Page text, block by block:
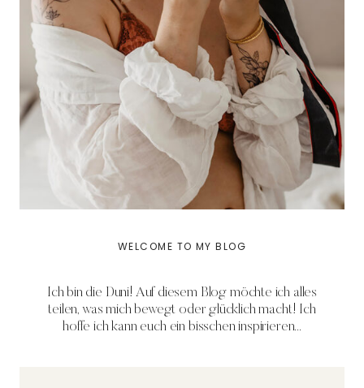
WELCOME TO MY BLOG
Ich bin die Duni! Auf diesem Blog möchte ich alles
teilen, was mich bewegt oder glücklich macht! Ich
hoffe ich kann euch ein bisschen inspirieren...